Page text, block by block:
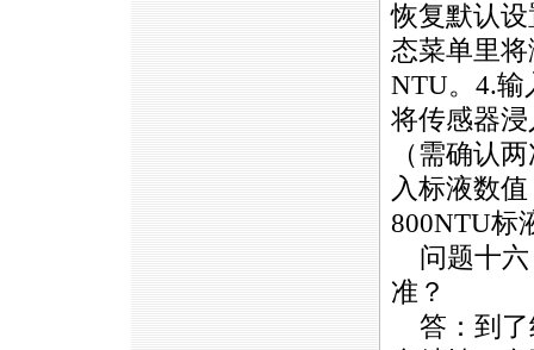
恢复默认
态菜单里
NTU。4.输
将传感器
（需确认
入标液数
800NTU标
问题十六
准？
答：到了